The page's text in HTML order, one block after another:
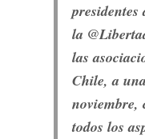
la @
las
Chile, a
noviembre,
todos los